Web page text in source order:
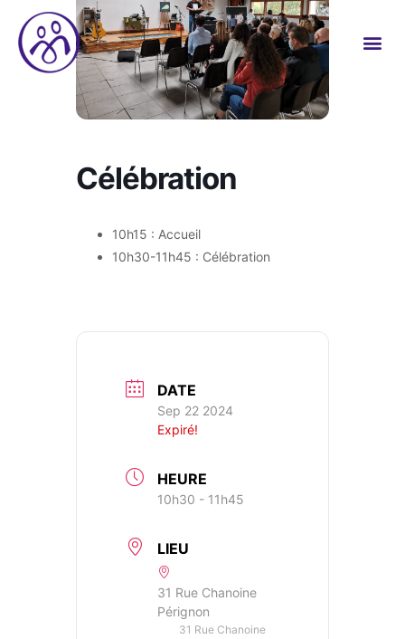
Célébration
10h15 : Accueil
10h30-11h45 : Célébration
DATE
Sep 22 2024
Expiré!
HEURE
10h30 - 11h45
LIEU
31 Rue Chanoine
Pérignon
31 Rue Chanoine